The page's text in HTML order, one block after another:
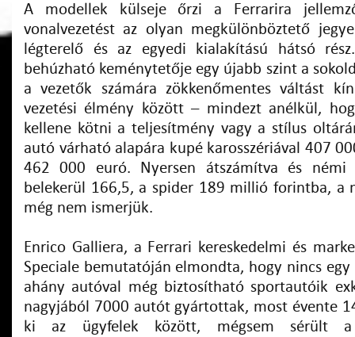
A modellek külseje őrzi a Ferrarira
vonalvezetést az olyan megkülönböztető
légterelő és az egyedi kialakítású hátsó
behúzható keménytetője egy újabb szint a
a vezetők számára zökkenőmentes váltást
vezetési élmény között – mindezt anélkül,
kellene kötni a teljesítmény vagy a stílus
autó várható alapára kupé karosszériával 407
462 000 euró. Nyersen átszámítva és némi
belekerül 166,5, a spider 189 millió forintba, a
még nem ismerjük.
Enrico Galliera, a Ferrari kereskedelmi és
Speciale bemutatóján elmondta, hogy nincs egy
ahány autóval még biztosítható sportautóik
nagyjából 7000 autót gyártottak, most évente
ki az ügyfelek között, mégsem sérült a